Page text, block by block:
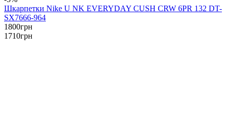
Шкарпетки Nike U NK EVERYDAY CUSH CRW 6PR 132 DT-
SX7666-964
1800грн
1710грн